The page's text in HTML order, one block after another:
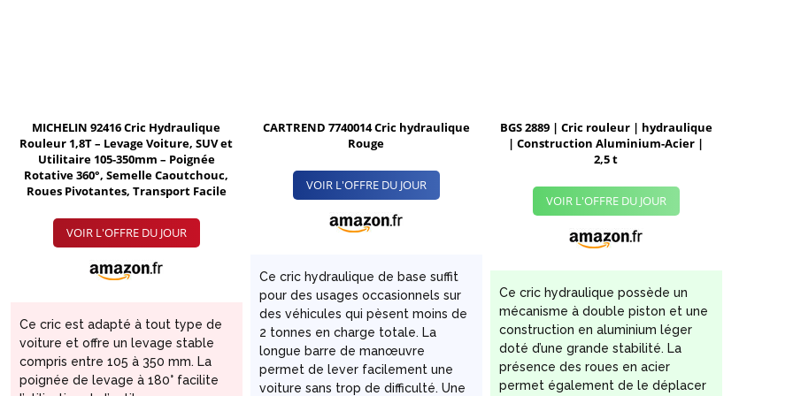
MICHELIN 92416 Cric Hydraulique
Rouleur 1,8T – Levage Voiture, SUV et
Utilitaire 105-350mm – Poignée
Rotative 360°, Semelle Caoutchouc,
Roues Pivotantes, Transport Facile
VOIR L'OFFRE DU JOUR
Ce cric est adapté à tout type de
voiture et offre un levage stable
compris entre 105 à 350 mm. La
poignée de levage à 180° facilite
CARTREND 7740014 Cric hydraulique
Rouge
VOIR L'OFFRE DU JOUR
Ce cric hydraulique de base suffit
pour des usages occasionnels sur
des véhicules qui pèsent moins de
2 tonnes en charge totale. La
longue barre de manœuvre
permet de lever facilement une
voiture sans trop de difficulté. Une
BGS 2889 | Cric rouleur | hydraulique
| Construction Aluminium-Acier |
2,5 t
VOIR L'OFFRE DU JOUR
Ce cric hydraulique possède un
mécanisme à double piston et une
construction en aluminium léger
doté d’une grande stabilité. La
présence des roues en acier
permet également de le déplacer